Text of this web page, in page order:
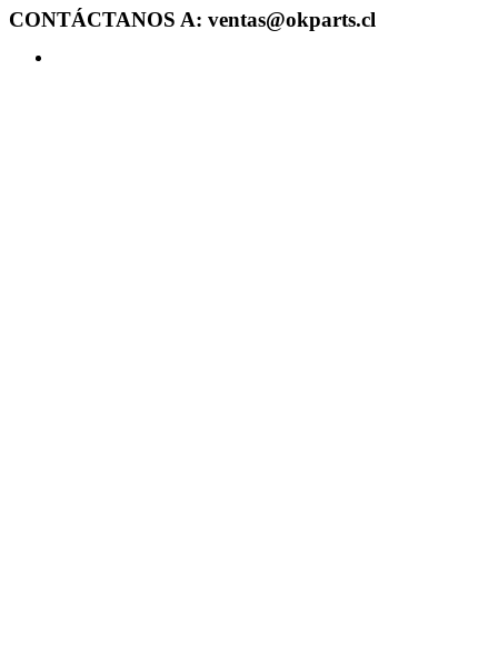
CONTÁCTANOS A: ventas@okparts.cl